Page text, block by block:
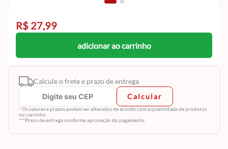
R$ 27,99
adicionar ao carrinho
Calcule o frete e prazo de entrega
Calcular
* Os valores e prazos podem ser alterados de acordo com a quantidade de produtos
no carrinho.
***Prazo de entrega conforme aprovação do pagamento.